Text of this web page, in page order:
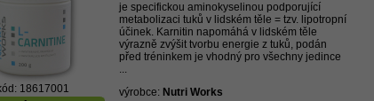
18617001
je specifickou aminokyselinou podporující
metabolizaci tuků v lidském těle = tzv. lipotropní
účinek. Karnitin napomáhá v lidském těle
výrazně zvýšit tvorbu energie z tuků, podán
před tréninkem je vhodný pro všechny jedince
...
výrobce: Nutri Works